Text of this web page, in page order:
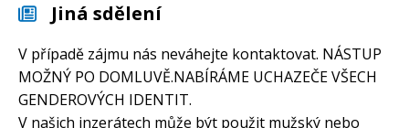
Jiná sdělení
V případě zájmu nás neváhejte kontaktovat. NÁSTUP
MOŽNÝ PO DOMLUVĚ.NABÍRÁME UCHAZEČE VŠECH
GENDEROVÝCH IDENTIT.
V našich inzerátech může být použit mužský nebo